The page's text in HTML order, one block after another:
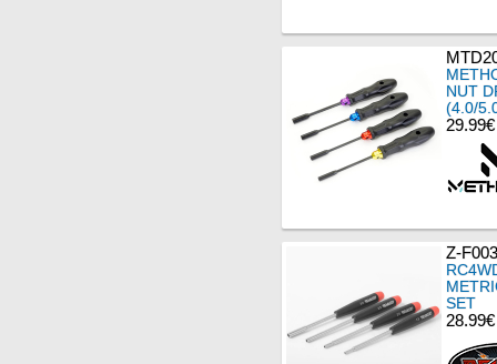
NUT
(4.0/
29.99€
Z-
SET
28.99€